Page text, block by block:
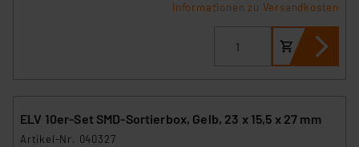
Informationen zu Versandkosten
ELV 10er-Set SMD-Sortierbox, Gelb, 23 x 15,5 x 27 mm
Artikel-Nr. 040327